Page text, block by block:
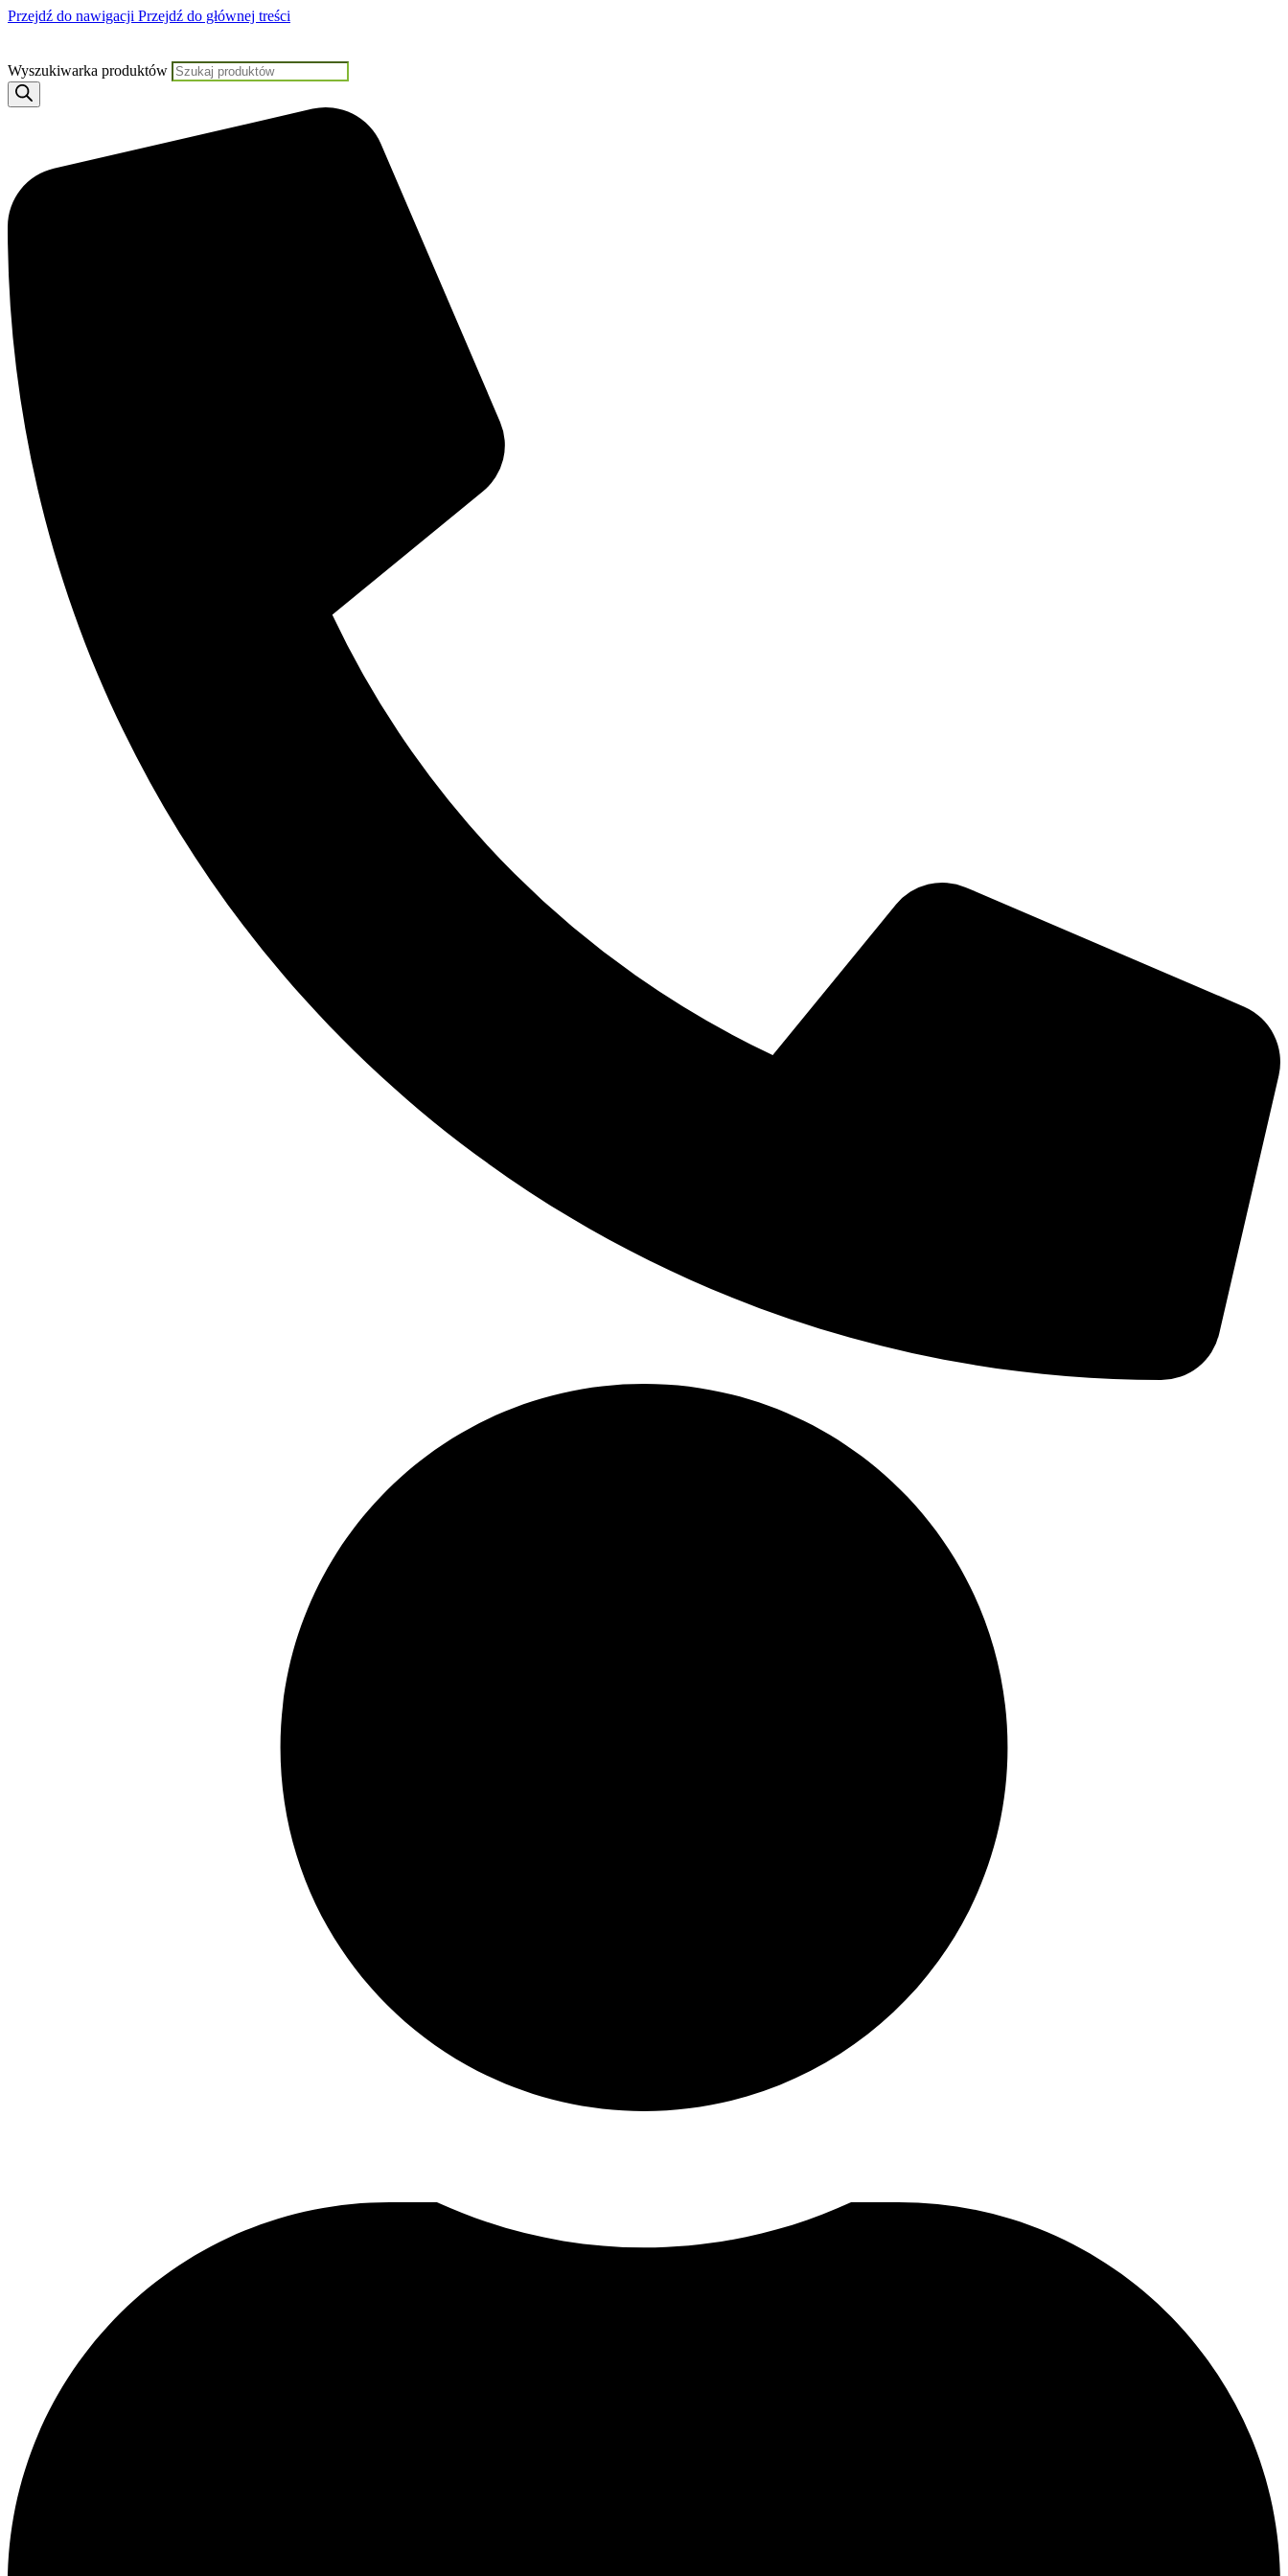
Przejdź do nawigacji Przejdź do głównej treści
Wyszukiwarka produktów